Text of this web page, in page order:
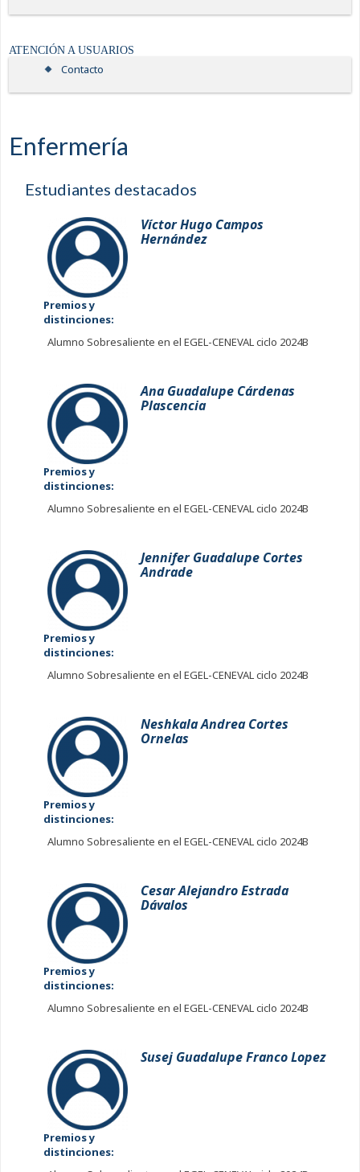
ATENCIÓN A USUARIOS
Contacto
Enfermería
Estudiantes destacados
Víctor Hugo Campos
Hernández
Premios y
distinciones:
Alumno Sobresaliente en el EGEL-CENEVAL ciclo 2024B
Ana Guadalupe Cárdenas
Plascencia
Premios y
distinciones:
Alumno Sobresaliente en el EGEL-CENEVAL ciclo 2024B
Jennifer Guadalupe Cortes
Andrade
Premios y
distinciones:
Alumno Sobresaliente en el EGEL-CENEVAL ciclo 2024B
Neshkala Andrea Cortes
Ornelas
Premios y
distinciones:
Alumno Sobresaliente en el EGEL-CENEVAL ciclo 2024B
Cesar Alejandro Estrada
Dávalos
Premios y
distinciones:
Alumno Sobresaliente en el EGEL-CENEVAL ciclo 2024B
Susej Guadalupe Franco Lopez
Premios y
distinciones: